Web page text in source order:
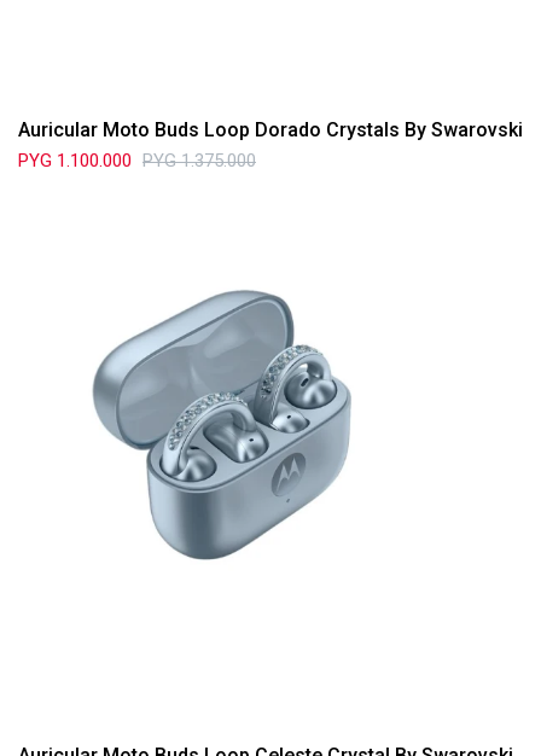
Auricular Moto Buds Loop Dorado Crystals By Swarovski
PYG 1.100.000 PYG 1.375.000